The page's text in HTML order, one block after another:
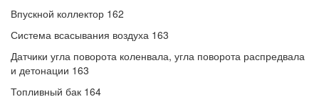
Впускной коллектор 162
Система всасывания воздуха 163
Датчики угла поворота коленвала, угла поворота распредвала
и детонации 163
Топливный бак 164